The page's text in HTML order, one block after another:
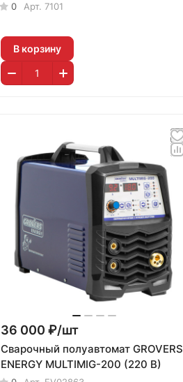
0 Арт. 7101
В корзину
36 000 ₽/шт
Сварочный полуавтомат GROVERS
ENERGY MULTIMIG-200 (220 В)